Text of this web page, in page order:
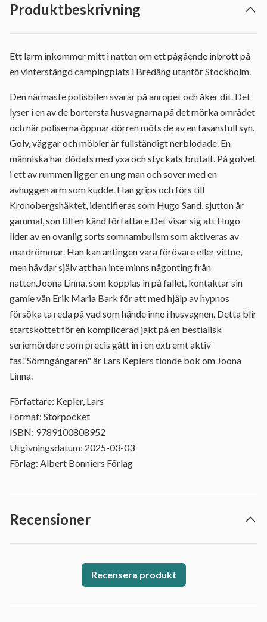
Produktbeskrivning
Ett larm inkommer mitt i natten om ett pågående inbrott på
en vinterstängd campingplats i Bredäng utanför Stockholm.
Den närmaste polisbilen svarar på anropet och åker dit. Det
lyser i en av de bortersta husvagnarna på det mörka området
och när poliserna öppnar dörren möts de av en fasansfull syn.
Golv, väggar och möbler är fullständigt nerblodade. En
människa har dödats med yxa och styckats brutalt. På golvet
i ett av rummen ligger en ung man och sover med en
avhuggen arm som kudde. Han grips och förs till
Kronobergshäktet, identifieras som Hugo Sand, sjutton år
gammal, son till en känd författare.Det visar sig att Hugo
lider av en ovanlig sorts somnambulism som aktiveras av
mardrömmar. Han kan antingen vara förövare eller vittne,
men hävdar själv att han inte minns någonting från
natten.Joona Linna, som kopplas in på fallet, kontaktar sin
gamle vän Erik Maria Bark för att med hjälp av hypnos
försöka ta reda på vad som hände inne i husvagnen. Detta blir
startskottet för en komplicerad jakt på en bestialisk
seriemördare som precis gått in i en extremt aktiv
fas."Sömngångaren" är Lars Keplers tionde bok om Joona
Linna.
Författare: Kepler, Lars
Format: Storpocket
ISBN: 9789100808952
Utgivningsdatum: 2025-03-03
Förlag: Albert Bonniers Förlag
Recensioner
Recensera produkt